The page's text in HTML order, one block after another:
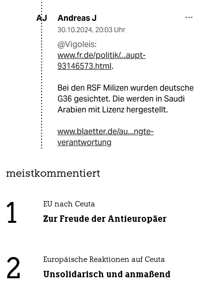
AJ Andreas J
30.10.2024, 20:03 Uhr
@Vigoleis:
www.fr.de/politik/...aupt-
93146573.html.
Bei den RSF Milizen wurden deutsche
G36 gesichtet. Die werden in Saudi
Arabien mit Lizenz hergestellt.
www.blaetter.de/au...ngte-
verantwortung
meistkommentiert
1 EU nach Ceuta
Zur Freude der Antieuropäer
2 Europäische Reaktionen auf Ceuta
Unsolidarisch und anmaßend